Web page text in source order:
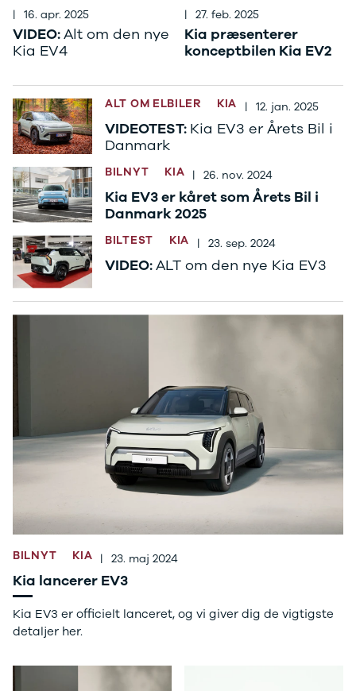
Modeller
Anmeldelser
Privatleasing
Ford
F-150
Modeller
Anmeldelser
Alle nye biler
Guide til
elbiler
Guide til
Ladeløsning
til elbil
Oversigt
Clever
ladeløsning
Ladeguide til
elbil
Webshop
120d
2-serie
218i
218d
220i
3-serie
320i
320d
330d
330e
iX3
i3
430i
Z4
5-serie
520d
530d
530e
iX
i4
530i
Se alle BYD
Han
| 16. apr. 2025
VIDEO:Alt om den nye
Kia EV4
| 27. feb. 2025
Kia præsenterer
konceptbilen Kia EV2
ALT OM ELBILER KIA | 12. jan. 2025
VIDEOTEST: Kia EV3 er Årets Bil i
Danmark
BILNYT KIA | 26. nov. 2024
Kia EV3 er kåret som Årets Bil i
Danmark 2025
BILTEST KIA | 23. sep. 2024
VIDEO:ALT om den nye Kia EV3
BILNYT KIA | 23. maj 2024
Kia lancerer EV3
Kia EV3 er officielt lanceret, og vi giver dig de vigtigste
detaljer her.